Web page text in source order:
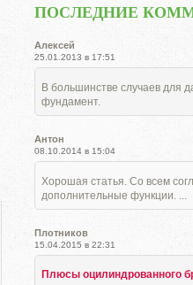
ПОСЛЕДНИЕ
Алексей
25.01.2013 в 17:51
В большинстве случаев для
фундамент.
Антон
08.10.2014 в 15:04
Хорошая статья. Со всем
дополнительные функции. ...
Плотников
15.04.2015 в 22:31
Плюсы оцилиндрованного